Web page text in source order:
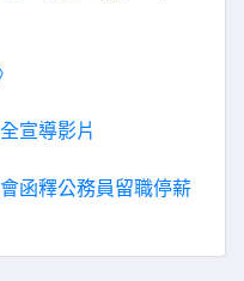
宣導影片
函釋公務員留職停薪